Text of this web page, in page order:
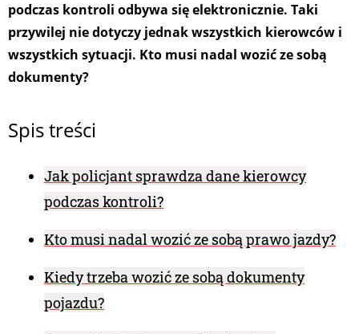
podczas kontroli odbywa się elektronicznie. Taki
przywilej nie dotyczy jednak wszystkich kierowców i
wszystkich sytuacji. Kto musi nadal wozić ze sobą
dokumenty?
Spis treści
Jak policjant sprawdza dane kierowcy
podczas kontroli?
Kto musi nadal wozić ze sobą prawo jazdy?
Kiedy trzeba wozić ze sobą dokumenty
pojazdu?